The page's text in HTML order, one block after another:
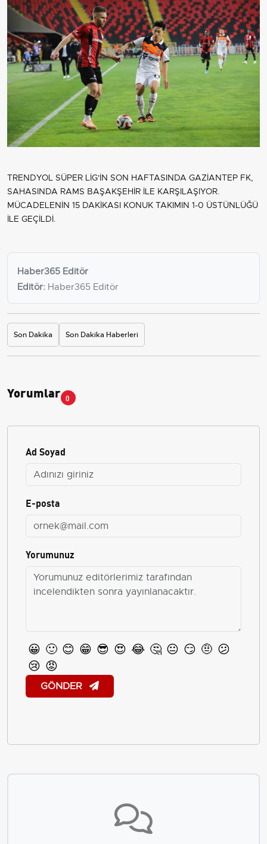
TRENDYOL SÜPER LİG'İN SON HAFTASINDA GAZİANTEP FK,
SAHASINDA RAMS BAŞAKŞEHİR İLE KARŞILAŞIYOR.
MÜCADELENİN 15 DAKİKASI KONUK TAKIMIN 1-0 ÜSTÜNLÜĞÜ
İLE GEÇİLDİ.
Haber365 Editör
Editör: Haber365 Editör
Son Dakika Son Dakika Haberleri
Yorumlar 0
Ad Soyad
E-posta
Yorumunuz
😀 🙂 😊 😁 😎 😍 😂 🤔 😐 😏 🤨 😕
😢 😡
GÖNDER